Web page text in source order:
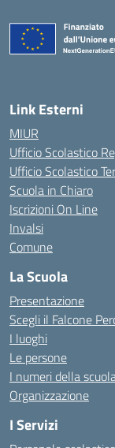
Link Esterni
MIUR
Ufficio Scolastico
Ufficio Scolastico
Scuola in Chiaro
Iscrizioni On Line
Invalsi
Comune
La Scuola
Presentazione
Scegli il Falcone
I luoghi
Le persone
I numeri della
Organizzazione
I Servizi